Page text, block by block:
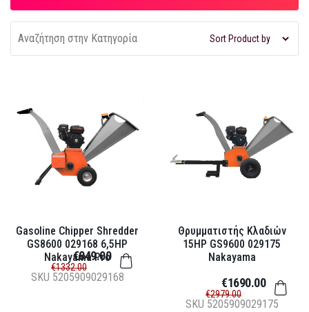
Gasoline Chipper Shredder
GS8600 029168 6,5HP
Nakayama Pro
SKU 5205909029168
€1332.00
€849.00
Θρυμματιστής Κλαδιών
15HP GS9600 029175
Nakayama
SKU 5205909029175
€2979.00
€1690.00